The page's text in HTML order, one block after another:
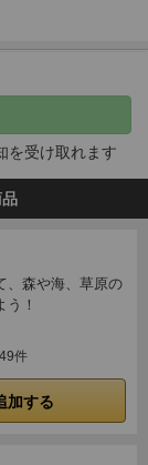
えられちゃう。
す。
何回かプレイす
かり合いになっ
もすぐ「プロっ
ることができる
なんじゃないだ
チってる風景
難しくない広辞
カルタ」との
なも大きい
ームだと思いま
を受け取れます
、森や海、草原の
！
49件
加する